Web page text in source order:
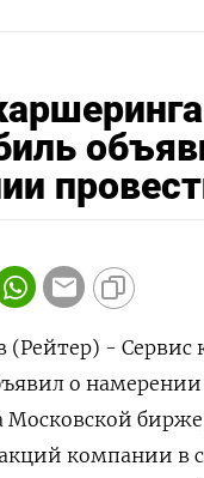
(Рейтер) - Сервис
о намерении
Московской
компании в